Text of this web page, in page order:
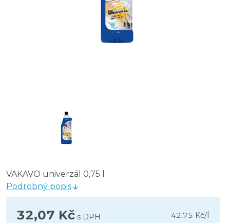
VAKAVO univerzál 0,75 l
Podrobný popis
32,07 Kč s DPH 42,75 Kč/